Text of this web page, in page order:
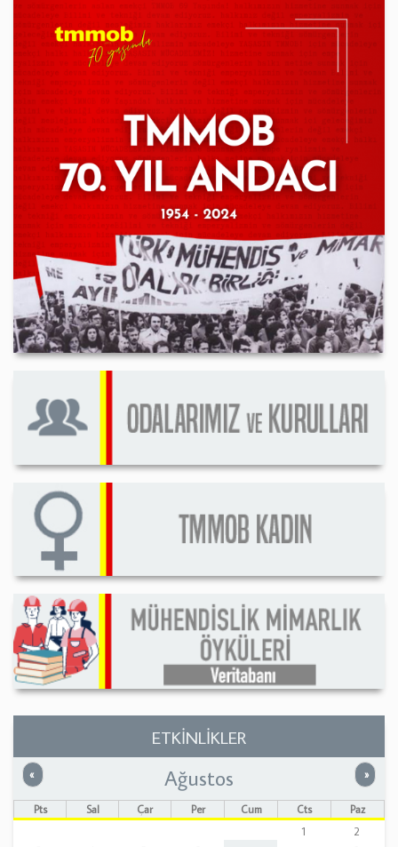
ETKİNLİKLER
« Önceki »
Ağustos
Pts Sal Çar Per Cum Cts
Paz
1
2